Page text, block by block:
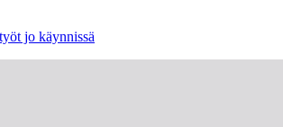
jo käynnissä